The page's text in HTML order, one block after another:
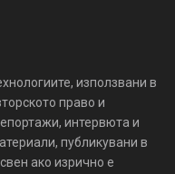
използвани в
право и
интервюта и
публикувани в
ако изрично е